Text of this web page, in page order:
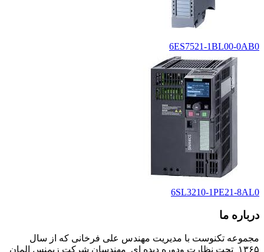
6ES7521-1BL00-0AB0
6SL3210-1PE21-8AL0
درباره ما
مجموعه تکنوست با مدیریت مهندس علی فرخانی که از سال
۱۳۶۵ تحت نظارت ودوره دیده ای مهندسان شرکت زیمنس المان